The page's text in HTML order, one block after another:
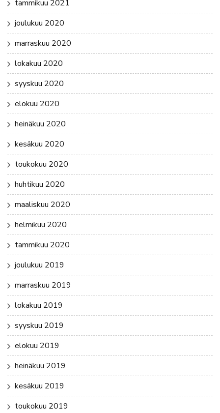
tammikuu 2021
joulukuu 2020
marraskuu 2020
lokakuu 2020
syyskuu 2020
elokuu 2020
heinäkuu 2020
kesäkuu 2020
toukokuu 2020
huhtikuu 2020
maaliskuu 2020
helmikuu 2020
tammikuu 2020
joulukuu 2019
marraskuu 2019
lokakuu 2019
syyskuu 2019
elokuu 2019
heinäkuu 2019
kesäkuu 2019
toukokuu 2019